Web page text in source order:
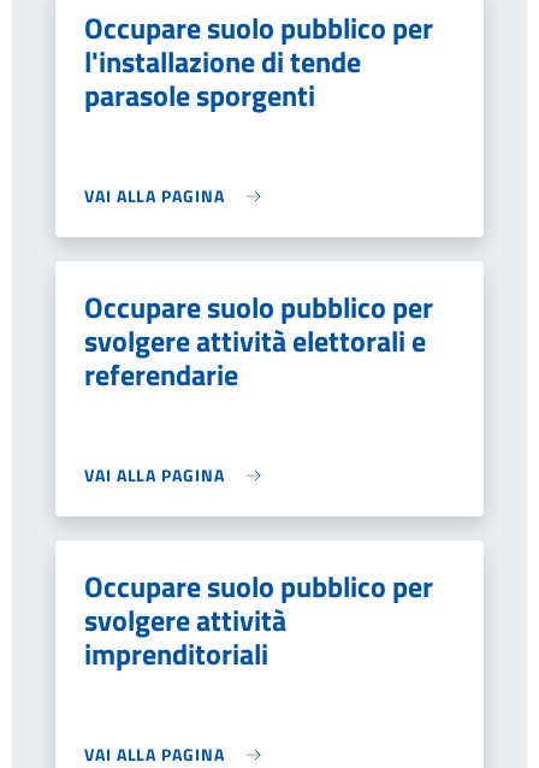
Occupare suolo pubblico per
l'installazione di tende
parasole sporgenti
VAI ALLA PAGINA
Occupare suolo pubblico per
svolgere attività elettorali e
referendarie
VAI ALLA PAGINA
Occupare suolo pubblico per
svolgere attività
imprenditoriali
VAI ALLA PAGINA